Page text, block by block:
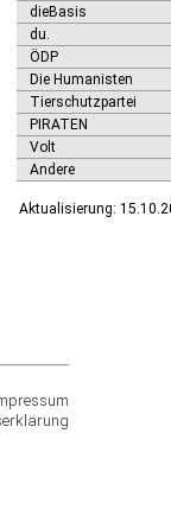
dieBasis
du.
ÖDP
Die Humanisten
Tierschutzpartei
PIRATEN
Volt
Andere
Aktualisierung: